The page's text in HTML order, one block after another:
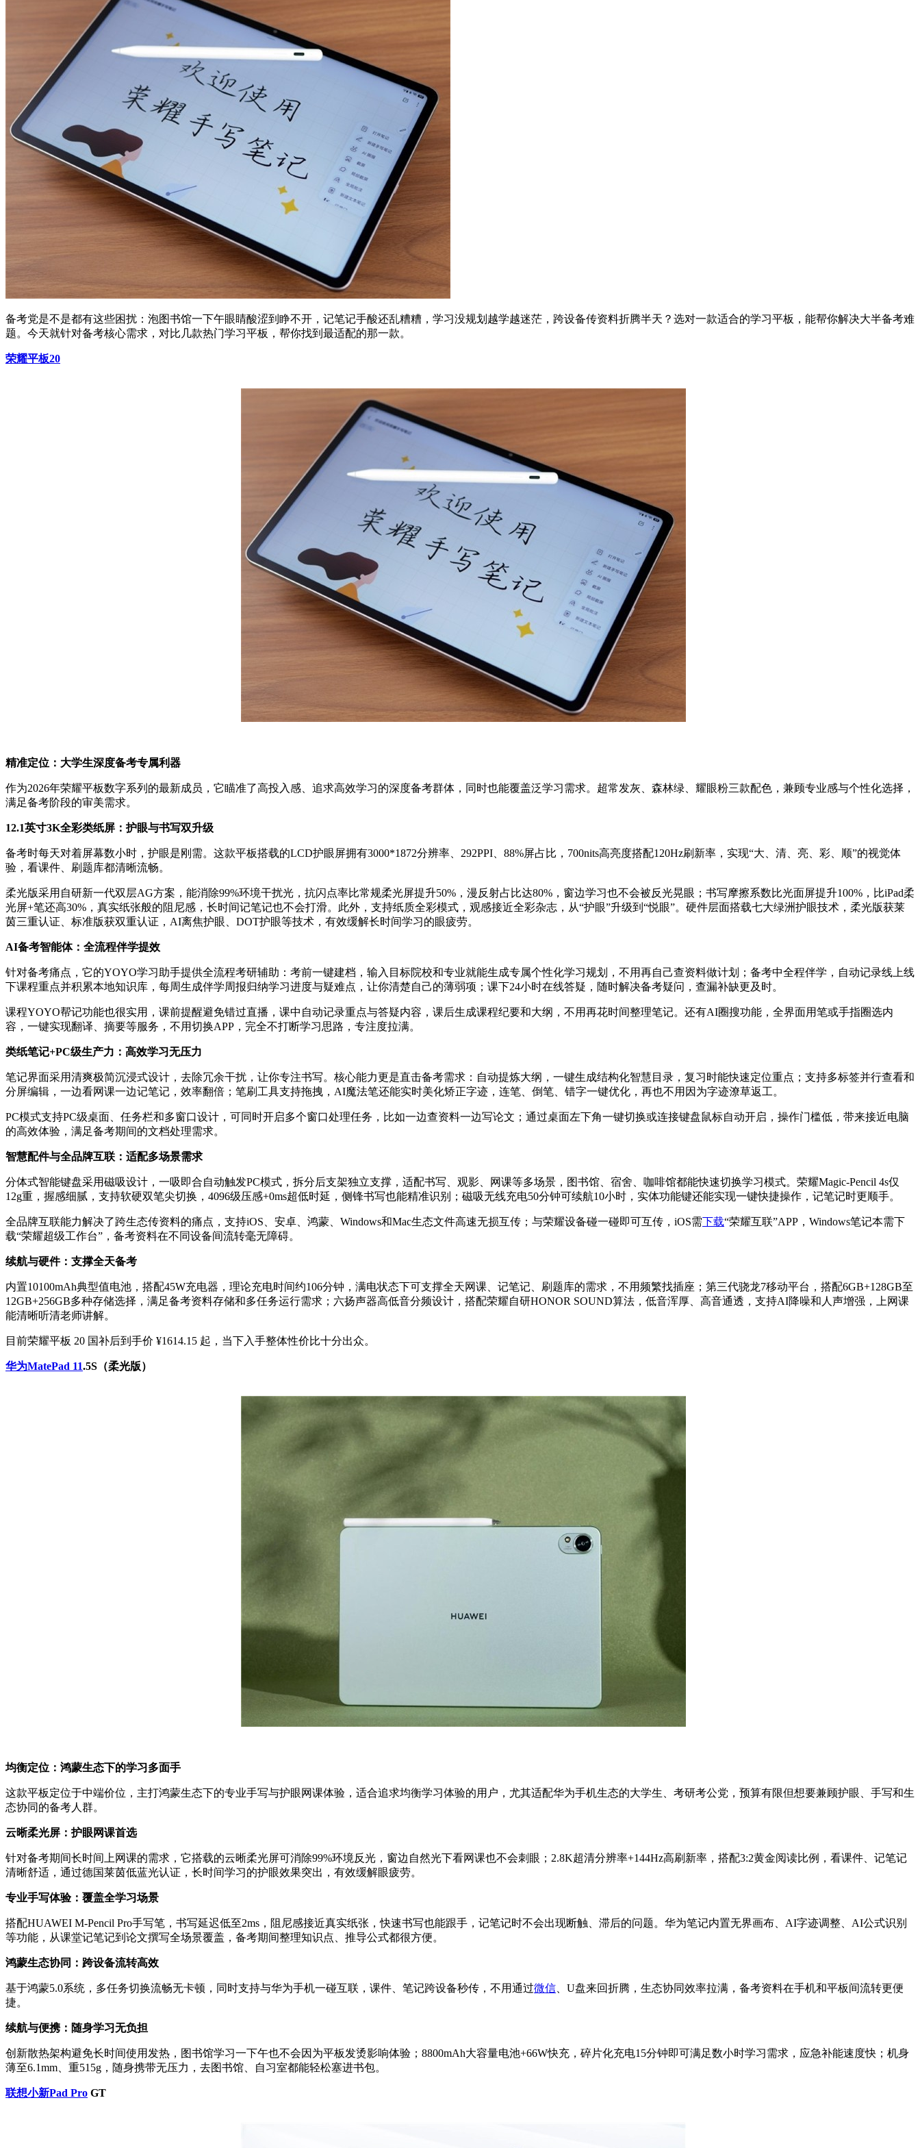
备考党是不是都有这些困扰：泡图书馆一下午眼睛酸涩到睁不开，记笔记手酸还乱糟糟，学习没规划越学越迷茫，跨设备传资料折腾半天？选对一款适合的学习平板，能帮你解决大半备考难
题。今天就针对备考核心需求，对比几款热门学习平板，帮你找到最适配的那一款。
荣耀平板20
精准定位：大学生深度备考专属利器
作为2026年荣耀平板数字系列的最新成员，它瞄准了高投入感、追求高效学习的深度备考群体，同时也能覆盖泛学习需求。超常发灰、森林绿、耀眼粉三款配色，兼顾专业感与个性化选择，
满足备考阶段的审美需求。
12.1英寸3K全彩类纸屏：护眼与书写双升级
备考时每天对着屏幕数小时，护眼是刚需。这款平板搭载的LCD护眼屏拥有3000*1872分辨率、292PPI、88%屏占比，700nits高亮度搭配120Hz刷新率，实现“大、清、亮、彩、顺”的视觉体
验，看课件、刷题库都清晰流畅。
柔光版采用自研新一代双层AG方案，能消除99%环境干扰光，抗闪点率比常规柔光屏提升50%，漫反射占比达80%，窗边学习也不会被反光晃眼；书写摩擦系数比光面屏提升100%，比iPad柔
光屏+笔还高30%，真实纸张般的阻尼感，长时间记笔记也不会打滑。此外，支持纸质全彩模式，观感接近全彩杂志，从“护眼”升级到“悦眼”。硬件层面搭载七大绿洲护眼技术，柔光版获莱
茵三重认证、标准版获双重认证，AI离焦护眼、DOT护眼等技术，有效缓解长时间学习的眼疲劳。
AI备考智能体：全流程伴学提效
针对备考痛点，它的YOYO学习助手提供全流程考研辅助：考前一键建档，输入目标院校和专业就能生成专属个性化学习规划，不用再自己查资料做计划；备考中全程伴学，自动记录线上线
下课程重点并积累本地知识库，每周生成伴学周报归纳学习进度与疑难点，让你清楚自己的薄弱项；课下24小时在线答疑，随时解决备考疑问，查漏补缺更及时。
课程YOYO帮记功能也很实用，课前提醒避免错过直播，课中自动记录重点与答疑内容，课后生成课程纪要和大纲，不用再花时间整理笔记。还有AI圈搜功能，全界面用笔或手指圈选内
容，一键实现翻译、摘要等服务，不用切换APP，完全不打断学习思路，专注度拉满。
类纸笔记+PC级生产力：高效学习无压力
笔记界面采用清爽极简沉浸式设计，去除冗余干扰，让你专注书写。核心能力更是直击备考需求：自动提炼大纲，一键生成结构化智慧目录，复习时能快速定位重点；支持多标签并行查看和
分屏编辑，一边看网课一边记笔记，效率翻倍；笔刷工具支持拖拽，AI魔法笔还能实时美化矫正字迹，连笔、倒笔、错字一键优化，再也不用因为字迹潦草返工。
PC模式支持PC级桌面、任务栏和多窗口设计，可同时开启多个窗口处理任务，比如一边查资料一边写论文；通过桌面左下角一键切换或连接键盘鼠标自动开启，操作门槛低，带来接近电脑
的高效体验，满足备考期间的文档处理需求。
智慧配件与全品牌互联：适配多场景需求
分体式智能键盘采用磁吸设计，一吸即合自动触发PC模式，拆分后支架独立支撑，适配书写、观影、网课等多场景，图书馆、宿舍、咖啡馆都能快速切换学习模式。荣耀Magic-Pencil 4s仅
12g重，握感细腻，支持软硬双笔尖切换，4096级压感+0ms超低时延，侧锋书写也能精准识别；磁吸无线充电50分钟可续航10小时，实体功能键还能实现一键快捷操作，记笔记时更顺手。
全品牌互联能力解决了跨生态传资料的痛点，支持iOS、安卓、鸿蒙、Windows和Mac生态文件高速无损互传；与荣耀设备碰一碰即可互传，iOS需下载“荣耀互联”APP，Windows笔记本需下
载“荣耀超级工作台”，备考资料在不同设备间流转毫无障碍。
续航与硬件：支撑全天备考
内置10100mAh典型值电池，搭配45W充电器，理论充电时间约106分钟，满电状态下可支撑全天网课、记笔记、刷题库的需求，不用频繁找插座；第三代骁龙7移动平台，搭配6GB+128GB至
12GB+256GB多种存储选择，满足备考资料存储和多任务运行需求；六扬声器高低音分频设计，搭配荣耀自研HONOR SOUND算法，低音浑厚、高音通透，支持AI降噪和人声增强，上网课
能清晰听清老师讲解。
目前荣耀平板 20 国补后到手价 ¥1614.15 起，当下入手整体性价比十分出众。
华为MatePad 11.5S（柔光版）
均衡定位：鸿蒙生态下的学习多面手
这款平板定位于中端价位，主打鸿蒙生态下的专业手写与护眼网课体验，适合追求均衡学习体验的用户，尤其适配华为手机生态的大学生、考研考公党，预算有限但想要兼顾护眼、手写和生
态协同的备考人群。
云晰柔光屏：护眼网课首选
针对备考期间长时间上网课的需求，它搭载的云晰柔光屏可消除99%环境反光，窗边自然光下看网课也不会刺眼；2.8K超清分辨率+144Hz高刷新率，搭配3:2黄金阅读比例，看课件、记笔记
清晰舒适，通过德国莱茵低蓝光认证，长时间学习的护眼效果突出，有效缓解眼疲劳。
专业手写体验：覆盖全学习场景
搭配HUAWEI M-Pencil Pro手写笔，书写延迟低至2ms，阻尼感接近真实纸张，快速书写也能跟手，记笔记时不会出现断触、滞后的问题。华为笔记内置无界画布、AI字迹调整、AI公式识别
等功能，从课堂记笔记到论文撰写全场景覆盖，备考期间整理知识点、推导公式都很方便。
鸿蒙生态协同：跨设备流转高效
基于鸿蒙5.0系统，多任务切换流畅无卡顿，同时支持与华为手机一碰互联，课件、笔记跨设备秒传，不用通过微信 、U盘来回折腾，生态协同效率拉满，备考资料在手机和平板间流转更便
捷。
续航与便携：随身学习无负担
创新散热架构避免长时间使用发热，图书馆学习一下午也不会因为平板发烫影响体验；8800mAh大容量电池+66W快充，碎片化充电15分钟即可满足数小时学习需求，应急补能速度快；机身
薄至6.1mm、重515g，随身携带无压力，去图书馆、自习室都能轻松塞进书包。
联想小新Pad Pro GT